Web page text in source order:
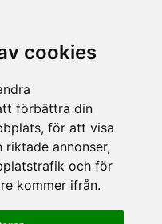
cookies
förbättra din
för att visa
annonser,
och för
kommer ifrån.